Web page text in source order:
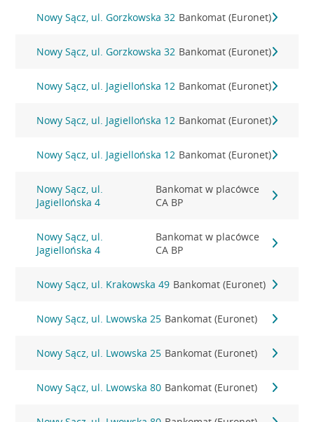
Nowy Sącz, ul. Gorzkowska 32 Bankomat (Euronet)
Nowy Sącz, ul. Gorzkowska 32 Bankomat (Euronet)
Nowy Sącz, ul. Jagiellońska 12 Bankomat (Euronet)
Nowy Sącz, ul. Jagiellońska 12 Bankomat (Euronet)
Nowy Sącz, ul. Jagiellońska 12 Bankomat (Euronet)
Nowy Sącz, ul.
Jagiellońska 4
Bankomat w placówce
CA BP
Nowy Sącz, ul.
Jagiellońska 4
Bankomat w placówce
CA BP
Nowy Sącz, ul. Krakowska 49 Bankomat (Euronet)
Nowy Sącz, ul. Lwowska 25 Bankomat (Euronet)
Nowy Sącz, ul. Lwowska 25 Bankomat (Euronet)
Nowy Sącz, ul. Lwowska 80 Bankomat (Euronet)